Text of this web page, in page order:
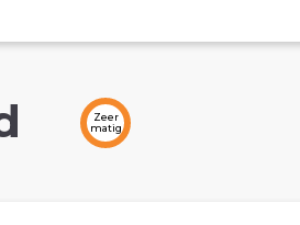
Zeer
matig